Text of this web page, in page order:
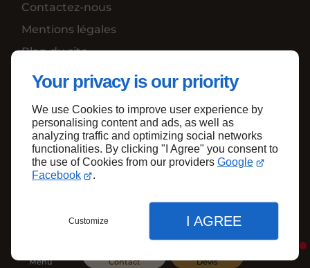
Your privacy is our priority
We use Cookies to improve user experience by
personalising content and ads, as well as
analyzing traffic and optimizing social networks
functionalities. By clicking "I Agree" you consent to
the use of Cookies from our providers Google
Facebook
.
Customize I AGREE
Menu Contact Devis
Contactez-nous
Mentions légales
Plan du site
Haut de page